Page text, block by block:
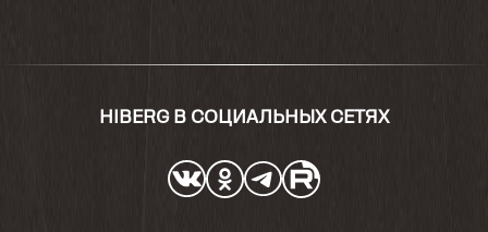
HIBERG В СОЦИАЛЬНЫХ СЕТЯХ